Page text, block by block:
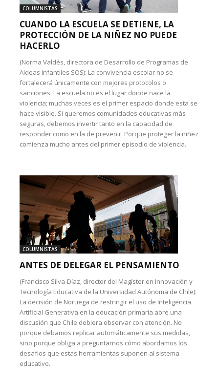
COLUMNISTAS
CUANDO LA ESCUELA SE DETIENE, LA
PROTECCIÓN DE LA NIÑEZ NO PUEDE
HACERLO
(Norma Valdés, directora de Desarrollo de Programas de
Aldeas Infantiles SOS): La convivencia escolar no se
fortalecerá únicamente con mejores protocolos o
sanciones. La escuela no es el lugar donde nace la
violencia; muchas veces es el primer espacio donde esta se
hace visible. Si queremos comunidades educativas más
seguras, debemos invertir tanto en la capacidad de
responder como en la de prevenir. Porque proteger la niñez
comienza mucho antes del primer episodio de violencia.
COLUMNISTAS
ANTES DE DELEGAR EL PENSAMIENTO
(Francisco Silva-Díaz, director del Magíster en Innovación y
Tecnología Educativa de la Universidad Autónoma de Chile):
La decisión de Noruega de restringir el uso de Inteligencia
Artificial Generativa en la educación primaria abre una
discusión que Chile debiera observar con atención. No
porque debamos replicar automáticamente sus medidas,
sino porque obliga a preguntarnos cómo abordamos los
desafíos que estas herramientas suponen al sistema
educativo.